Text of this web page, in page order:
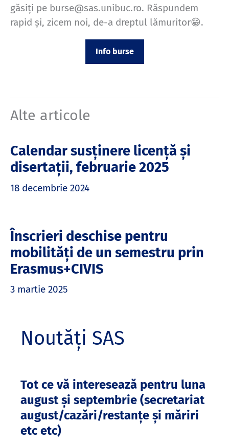
găsiți pe burse@sas.unibuc.ro. Răspundem
rapid și, zicem noi, de-a dreptul lămuritor😁.
Info burse
Alte articole
Calendar susținere licență și
disertații, februarie 2025
18 decembrie 2024
Înscrieri deschise pentru
mobilități de un semestru prin
Erasmus+CIVIS
3 martie 2025
Noutăți SAS
Tot ce vă interesează pentru luna
august și septembrie (secretariat
august/cazări/restanțe și măriri
etc etc)